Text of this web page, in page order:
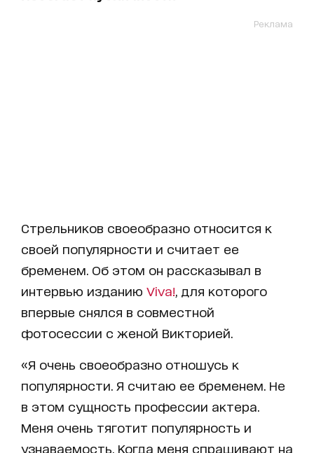
Реклама
Стрельников своеобразно относится к
своей популярности и считает ее
бременем. Об этом он рассказывал в
интервью изданию Viva! , для которого
впервые снялся в совместной
фотосессии с женой Викторией.
«Я очень своеобразно отношусь к
популярности. Я считаю ее бременем. Не
в этом сущность профессии актера.
Меня очень тяготит популярность и
узнаваемость. Когда меня спрашивают на